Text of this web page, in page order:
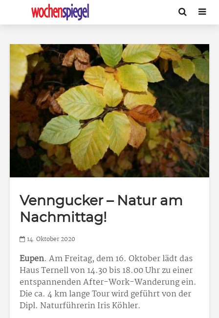
Venngucker – Natur am
Nachmittag!
14. Oktober 2020
Eupen. Am Freitag, dem 16. Oktober lädt das
Haus Ternell von 14.30 bis 18.00 Uhr zu einer
entspannenden After-Work-Wanderung ein.
Die ca. 4 km lange Tour wird geführt von der
Dipl. Naturführerin Iris Köhler.